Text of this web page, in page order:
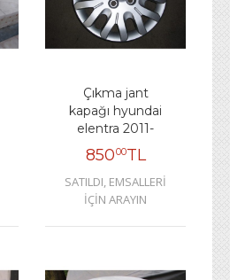
Çıkma jant
kapağı hyundai
elentra 2011-
85000TL
SATILDI, EMSALLERİ
İÇİN ARAYIN